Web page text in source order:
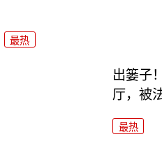
最热
出篓子
厅，被
最热